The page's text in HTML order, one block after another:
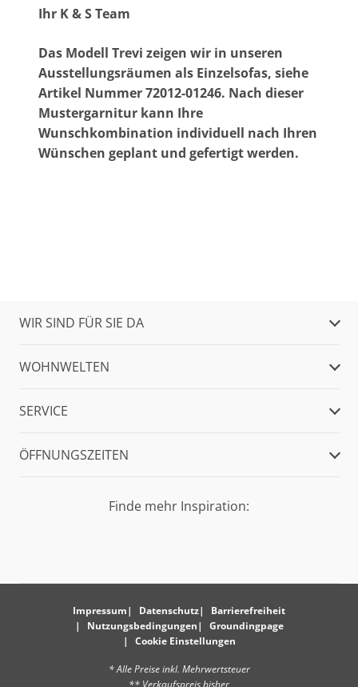
Ihr K & S Team
Das Modell Trevi zeigen wir in unseren
Ausstellungsräumen als Einzelsofas, siehe
Artikel Nummer 72012-01246. Nach dieser
Mustergarnitur kann Ihre
Wunschkombination individuell nach Ihren
Wünschen geplant und gefertigt werden.
WIR SIND FÜR SIE DA
WOHNWELTEN
SERVICE
ÖFFNUNGSZEITEN
Finde mehr Inspiration:
Impressum Datenschutz
Barrierefreiheit
Nutzungsbedingungen
Groundingpage
Cookie Einstellungen
* Alle Preise inkl. Mehrwertsteuer
** Verkaufspreis bisher